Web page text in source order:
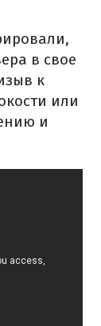
в свое
к
или
и